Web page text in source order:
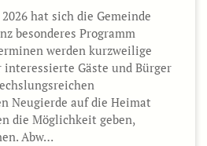
hat sich die Gemeinde
besonderes Programm
werden kurzweilige
Gäste und Bürger
Neugierde auf die Heimat
die Möglichkeit geben,
Abw…